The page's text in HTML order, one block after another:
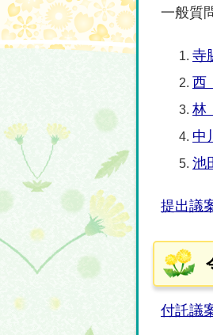
一般質
寺
西
林
中
池
提出議
付託議